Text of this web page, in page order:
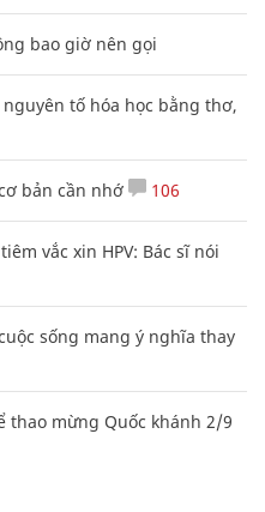
bao giờ nên gọi
tố hóa học bằng thơ,
bản cần nhớ 106
vắc xin HPV: Bác sĩ nói
sống mang ý nghĩa thay
thao mừng Quốc khánh 2/9